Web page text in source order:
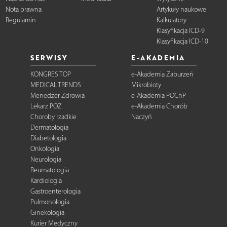
Nota prawna
Regulamin
Artykuły naukowe
Kalkulatory
Klasyfikacja ICD-9
Klasyfikacja ICD-10
SERWISY
KONGRES TOP
MEDICAL TRENDS
Menedżer Zdrowia
Lekarz POZ
Choroby rzadkie
Dermatologia
Diabetologia
Onkologia
Neurologia
Reumatologia
Kardiologia
Gastroenterologia
Pulmonologia
Ginekologia
Kurier Medyczny
E-AKADEMIA
e-Akademia Zaburzeń
Mikrobioty
e-Akademia POChP
e-Akademia Chorób
Naczyń